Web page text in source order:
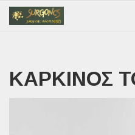
ΚΑΡΚΊΝΟΣ